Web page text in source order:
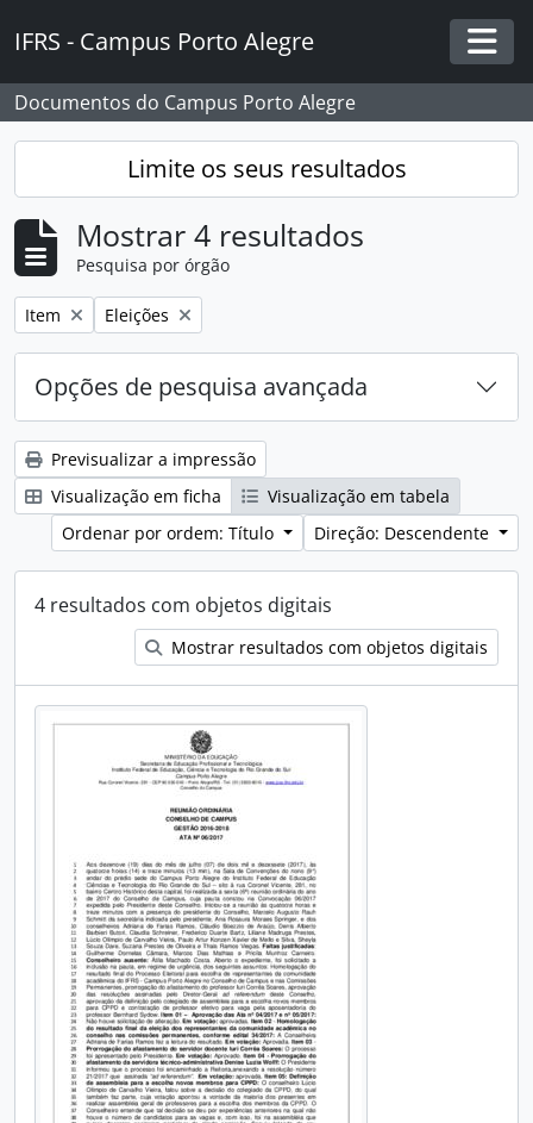
IFRS - Campus Porto Alegre
Documentos do Campus Porto Alegre
Limite os seus resultados
Mostrar 4 resultados
Pesquisa por órgão
Remover filtro:
Item Remover filtro:
Eleições
Opções de pesquisa avançada
Previsualizar a impressão
Visualização em ficha
Visualização em tabela
Ordenar por ordem: Título
Direção: Descendente
4 resultados com objetos digitais
Mostrar resultados com objetos digitais